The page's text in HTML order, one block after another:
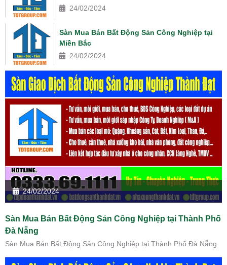
24/02/2024
Sàn Mua Bán Bất Động Sản Công Nghiệp tại
Miền Bắc
24/02/2024
24/02/2024
Sàn Mua Bán Bất Động Sản Công Nghiệp tại Thành Phố
Đà Nẵng
Sàn Mua Bán Bất Động Sản Công Nghiệp tại Thành Phố Đà Nẵng